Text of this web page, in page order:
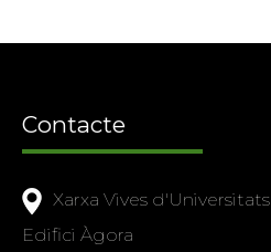
Contacte
Xarxa Vives d'Universitats
Edifici Àgora